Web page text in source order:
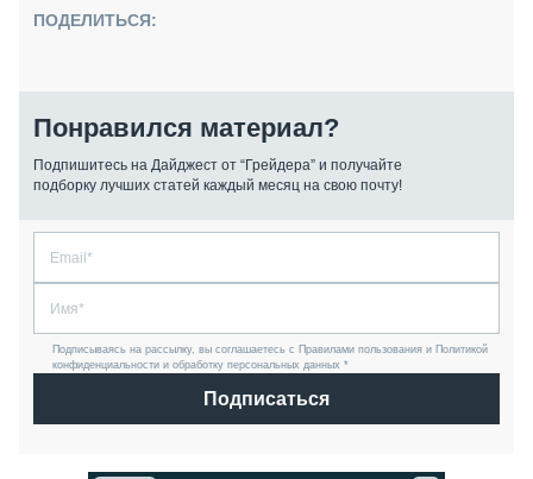
ПОДЕЛИТЬСЯ:
Понравился материал?
Подпишитесь на Дайджест от “Грейдера” и получайте
подборку лучших статей каждый месяц на свою почту!
Подписываясь на рассылку, вы соглашаетесь с Правилами пользования и Политикой
конфиденциальности и обработку персональных данных *
Подписаться